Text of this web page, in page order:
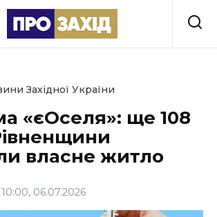
Західної України
«єОселя»: ще 108
власне житло
10:00, 06.07.2026